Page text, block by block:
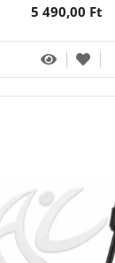
5 490,00 Ft